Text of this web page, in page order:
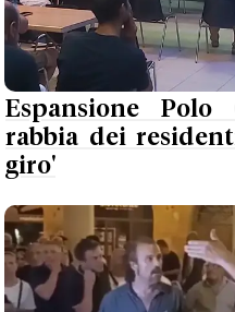
Espansione
rabbia dei
giro'